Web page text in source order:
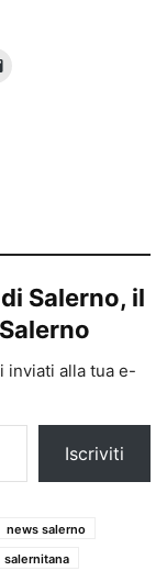
Salerno, il
inviati alla tua e-
Iscriviti
news salerno
salernitana